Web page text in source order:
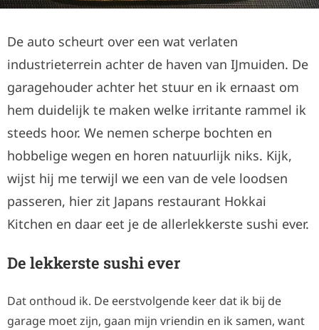
De auto scheurt over een wat verlaten
industrieterrein achter de haven van IJmuiden. De
garagehouder achter het stuur en ik ernaast om
hem duidelijk te maken welke irritante rammel ik
steeds hoor. We nemen scherpe bochten en
hobbelige wegen en horen natuurlijk niks. Kijk,
wijst hij me terwijl we een van de vele loodsen
passeren, hier zit Japans restaurant Hokkai
Kitchen en daar eet je de allerlekkerste sushi ever.
De lekkerste sushi ever
Dat onthoud ik. De eerstvolgende keer dat ik bij de
garage moet zijn, gaan mijn vriendin en ik samen, want